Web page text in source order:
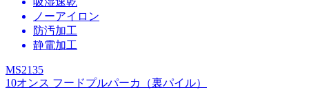
ノーアイロン
防汚加工
静電加工
MS2135
10オンス フードプルパーカ（裏パイル）